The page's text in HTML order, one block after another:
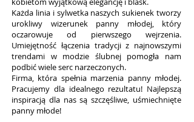
Każda linia i sylwetka naszych sukienek tworzy
urokliwy wizerunek panny młodej, który
oczarowuje od pierwszego wejrzenia.
Umiejętność łączenia tradycji z najnowszymi
trendami w modzie ślubnej pomogła nam
podbić wiele serc narzeczonych.
Firma, która spełnia marzenia panny młodej.
Pracujemy dla idealnego rezultatu! Najlepszą
inspiracją dla nas są szczęśliwe, uśmiechnięte
panny młode!